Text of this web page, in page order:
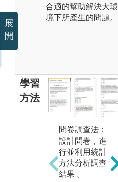
合適的幫助解決大環
境下所產生的問題。
學習
方法
問卷調查法：
設計問卷，進
行並利用統計
方法分析調查
結果 。
展
開